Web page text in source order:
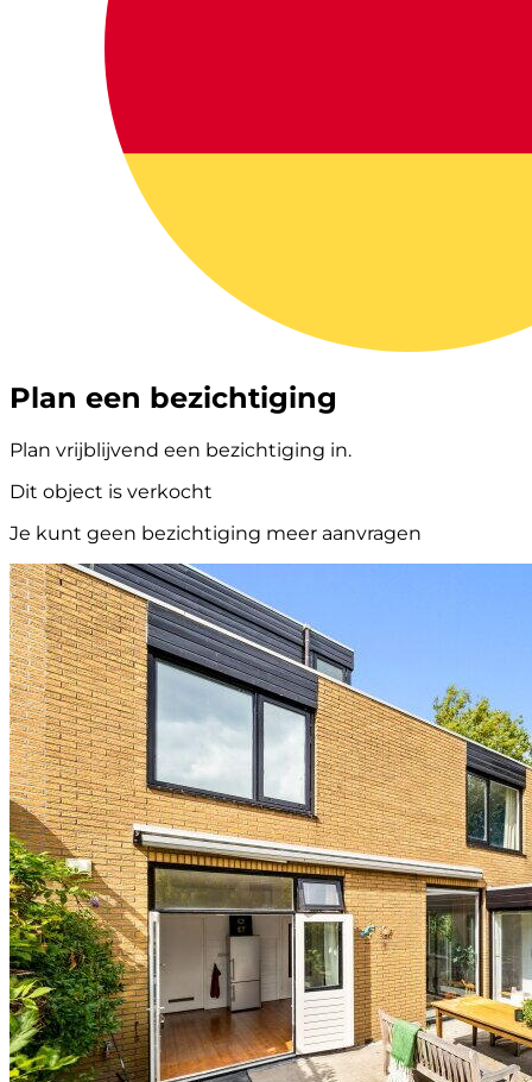
Plan een bezichtiging
Plan vrijblijvend een bezichtiging in.
Dit object is verkocht
Je kunt geen bezichtiging meer aanvragen